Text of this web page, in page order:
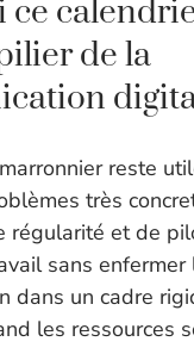
ce
de la
reste
très
régularité et de
sans enfermer
dans un cadre
les ressources